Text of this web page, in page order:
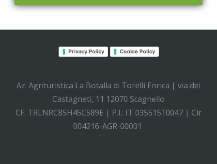
Privacy Policy Cookie Policy
Az. Agrituristica La Botalla di Torelli Enrica | via dei
Castagneti, 11 12070 Scagnello
CF: TRLNRC85H45C589E | P.I.: IT 03551510047 | Cir
004216-AGR-00001